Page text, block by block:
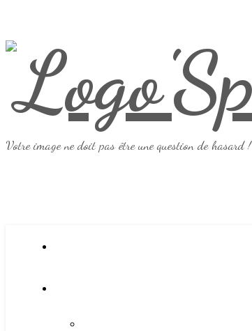
Votre image ne doit pas être une question de hasard !